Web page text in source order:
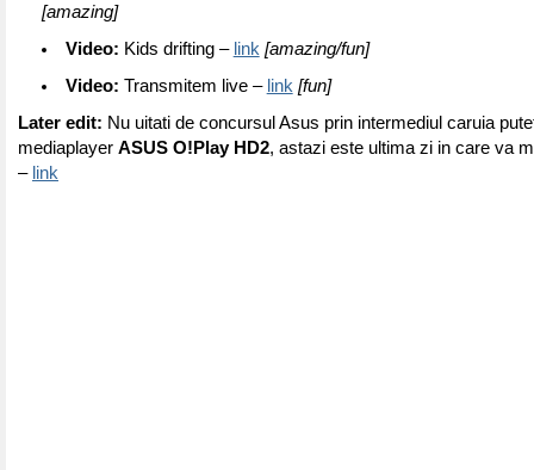
[amazing]
Video: Kids drifting – link [amazing/fun]
Video: Transmitem live – link [fun]
Later edit: Nu uitati de concursul Asus prin intermediul caruia
mediaplayer ASUS O!Play HD2, astazi este ultima zi in care va
– link